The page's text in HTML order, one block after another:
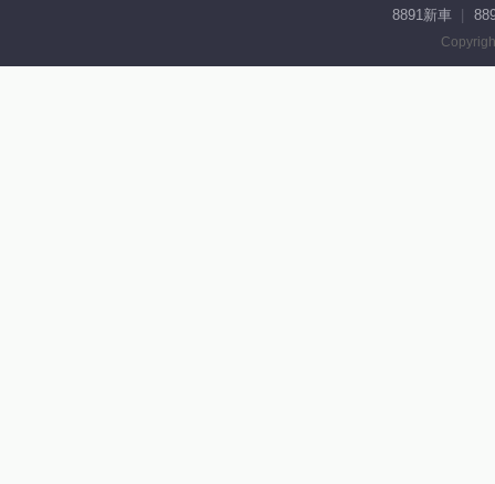
8891新車